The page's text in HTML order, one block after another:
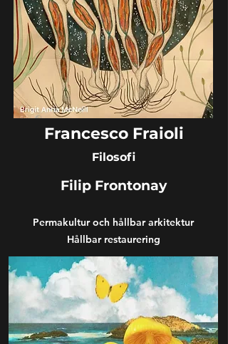
Francesco Fraioli
Filosofi
Filip Frontonay
Permakultur och hållbar arkitektur
Hållbar restaurering